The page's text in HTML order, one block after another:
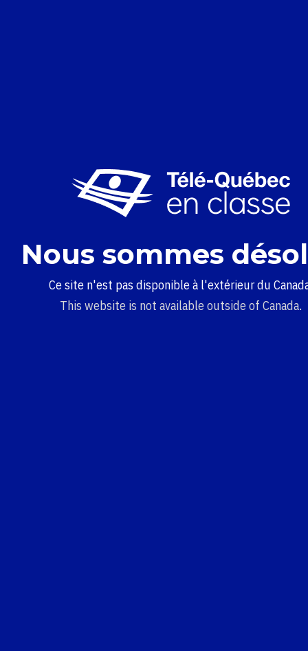
Nous sommes
Ce site n'est pas disponible à l'extérieur du
This website is not available outside of Canada.